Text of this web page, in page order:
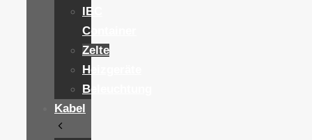
IBC
Container
Zelte
Heizgeräte
Beleuchtung
Kabel